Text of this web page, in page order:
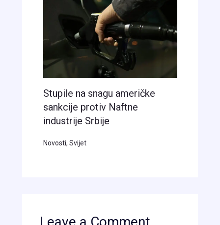
Stupile na snagu američke
sankcije protiv Naftne
industrije Srbije
Novosti, Svijet